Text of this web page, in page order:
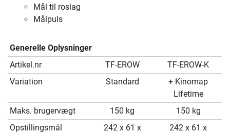
Mål til roslag
Målpuls
Generelle Oplysninger
Artikel.nr
TF-EROW
TF-EROW-K
Variation
Standard
+ Kinomap
Lifetime
Maks. brugervægt
150 kg
150 kg
Opstillingsmål
242 x 61 x
242 x 61 x